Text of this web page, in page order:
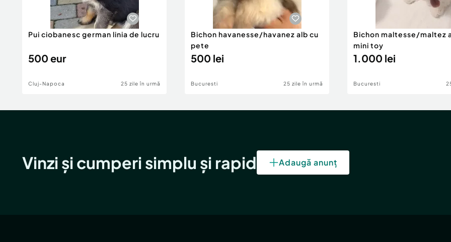
Pui ciobanesc german linia de lucru
500 eur
Cluj-Napoca 25 zile în urmă
Bichon havanesse/havanez alb cu
pete
500 lei
Bucuresti 25 zile în urmă
Bichon maltesse/maltez
mini toy
1.000 lei
Bucuresti
Vinzi și cumperi simplu și rapid Adaugă anunț